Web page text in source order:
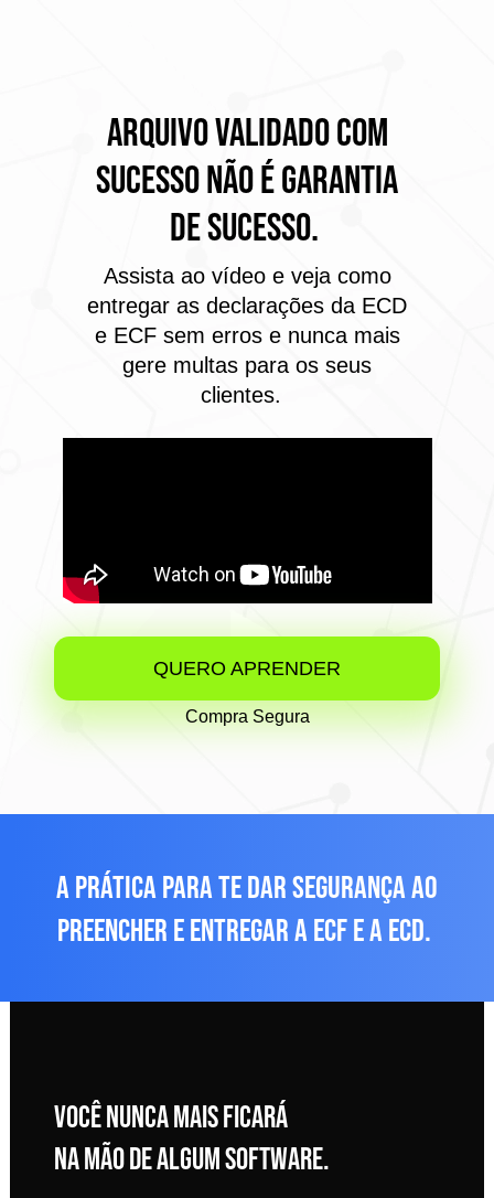
ARQUIVO VALIDADO COM
SUCESSO NÃO É GARANTIA
DE SUCESSO.
Assista ao vídeo e veja como
entregar as declarações da ECD
e ECF sem erros e nunca mais
gere multas para os seus
clientes.
QUERO APRENDER
Compra Segura
A PRÁTICA PARA TE DAR SEGURANÇA AO
PREENCHER E ENTREGAR A ECF E A ECD.
VOCÊ NUNCA MAIS FICARÁ
NA MÃO DE ALGUM SOFTWARE.